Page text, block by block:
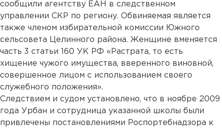
сообщили агентству ЕАН в следственном
управлении СКР по региону. Обвиняемая является
также членом избирательной комиссии Южного
сельсовета Целинного района. Женщине вменяется
часть 3 статьи 160 УК РФ «Растрата, то есть
хищение чужого имущества, вверенного виновной,
совершенное лицом с использованием своего
служебного положения».
Следствием и судом установлено, что в ноябре 2009
года Урбан и сотрудница указанной школы были
привлечены постановлениями Роспортебнадзора к